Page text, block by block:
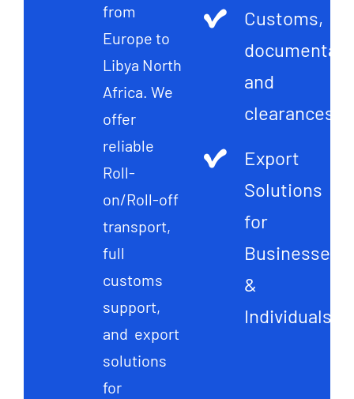
from
Europe to
Libya North
Africa. We
offer
reliable
Roll-
on/Roll-off
transport,
full
customs
support,
and export
solutions
for
Customs,
and
clearances
Export
Solutions
for
Businesses
&
Individuals